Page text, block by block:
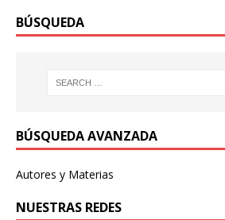
BÚSQUEDA
BÚSQUEDA AVANZADA
Autores y Materias
NUESTRAS REDES